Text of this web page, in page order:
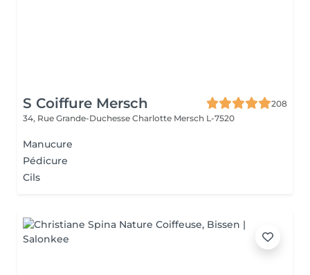
S Coiffure Mersch
208
34, Rue Grande-Duchesse Charlotte Mersch L-7520
Manucure
Pédicure
Cils